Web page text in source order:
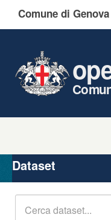
Comune di Genova
Organizzazioni
Gruppi
Dataset